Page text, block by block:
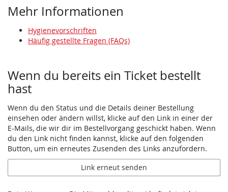
Mehr Informationen
Hygienevorschriften
Häufig gestellte Fragen (FAQs)
Wenn du bereits ein Ticket bestellt
hast
Wenn du den Status und die Details deiner Bestellung
einsehen oder ändern willst, klicke auf den Link in einer der
E-Mails, die wir dir im Bestellvorgang geschickt haben. Wenn
du den Link nicht finden kannst, klicke auf den folgenden
Button, um ein erneutes Zusenden des Links anzufordern.
Link erneut senden